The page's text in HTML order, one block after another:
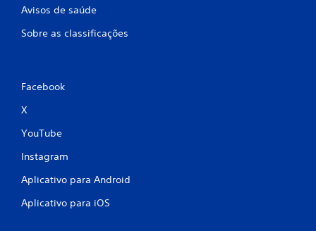
Avisos de saúde
Sobre as classificações
Facebook
X
YouTube
Instagram
Aplicativo para Android
Aplicativo para iOS